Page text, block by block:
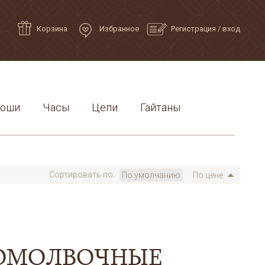
Корзина Избранное Регистрация / вход
Часы Цепи Гайтаны
Сортировать по: По умолчанию По цене